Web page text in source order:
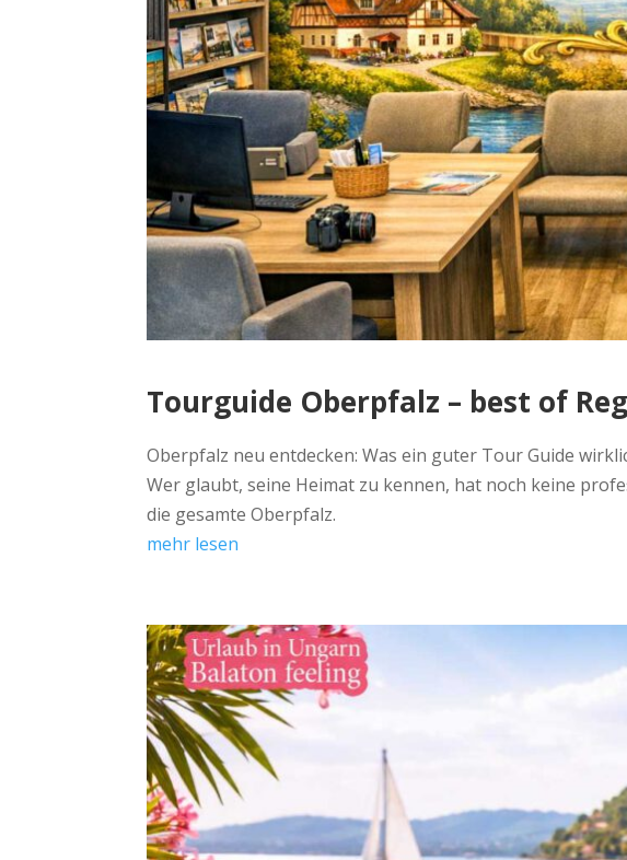
Tourguide Oberpfalz – best of
Oberpfalz neu entdecken: Was ein guter Tour Guide
Wer glaubt, seine Heimat zu kennen, hat noch keine
die gesamte Oberpfalz.
mehr lesen